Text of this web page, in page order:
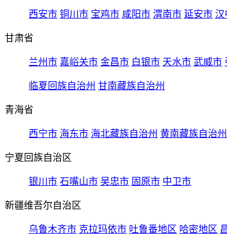
西安市 铜川市 宝鸡市 咸阳市 渭南市 延安市 汉
甘肃省
兰州市 嘉峪关市 金昌市 白银市 天水市 武威市
临夏回族自治州 甘南藏族自治州
青海省
西宁市 海东市 海北藏族自治州 黄南藏族自治州
宁夏回族自治区
银川市 石嘴山市 吴忠市 固原市 中卫市
新疆维吾尔自治区
乌鲁木齐市 克拉玛依市 吐鲁番地区 哈密地区